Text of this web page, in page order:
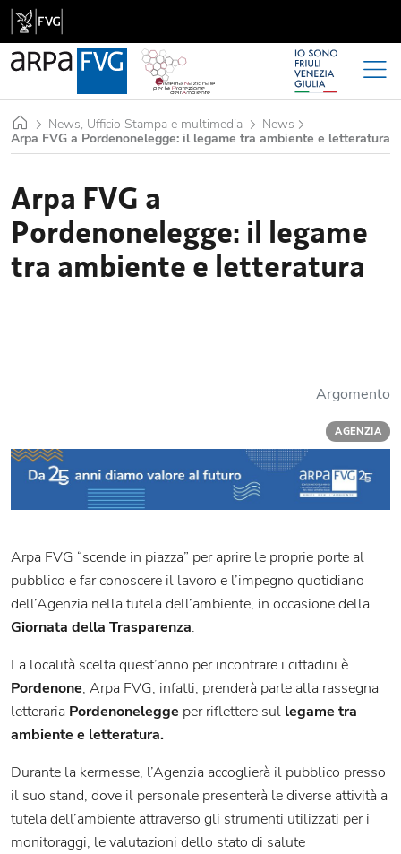
HomeNews, Ufficio Stampa e multimedia
News
Arpa FVG a Pordenonelegge: il legame tra ambiente e letteratura
Arpa FVG a
Pordenonelegge: il legame
tra ambiente e letteratura
Argomento
AGENZIA
Arpa FVG “scende in piazza” per aprire le proprie porte al
pubblico e far conoscere il lavoro e l’impegno quotidiano
dell’Agenzia nella tutela dell’ambiente, in occasione della
Giornata della Trasparenza.
La località scelta quest’anno per incontrare i cittadini è
Pordenone, Arpa FVG, infatti, prenderà parte alla rassegna
letteraria Pordenonelegge per riflettere sul legame tra
ambiente e letteratura.
Durante la kermesse, l’Agenzia accoglierà il pubblico presso
il suo stand, dove il personale presenterà le diverse attività a
tutela dell’ambiente attraverso gli strumenti utilizzati per i
monitoraggi, le valutazioni dello stato di salute